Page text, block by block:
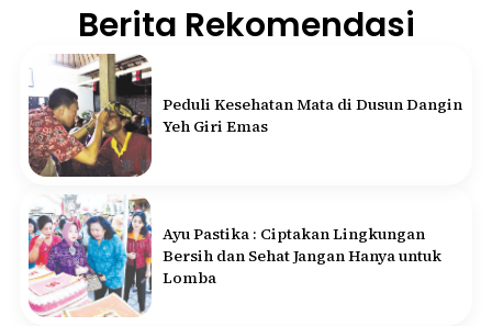
Berita Rekomendasi
Peduli Kesehatan Mata di Dusun Dangin
Yeh Giri Emas
Ayu Pastika : Ciptakan Lingkungan
Bersih dan Sehat Jangan Hanya untuk
Lomba